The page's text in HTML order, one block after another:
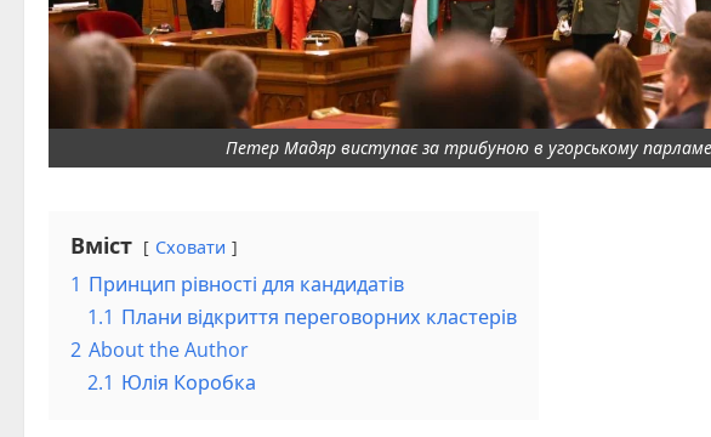
Петер Мадяр виступає за трибуною в угорському
Вміст Сховати
1 Принцип рівності для кандидатів
1.1 Плани відкриття переговорних кластерів
2 About the Author
2.1 Юлія Коробка